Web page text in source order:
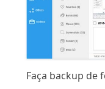
Faça backup de